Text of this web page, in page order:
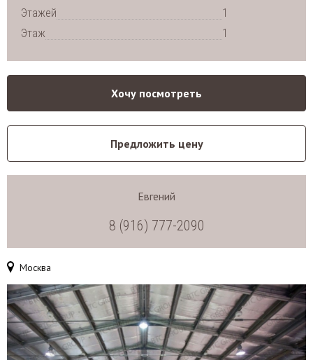
Этажей
1
Этаж
1
Хочу посмотреть
Предложить цену
Евгений
8 (916) 777-2090
Москва